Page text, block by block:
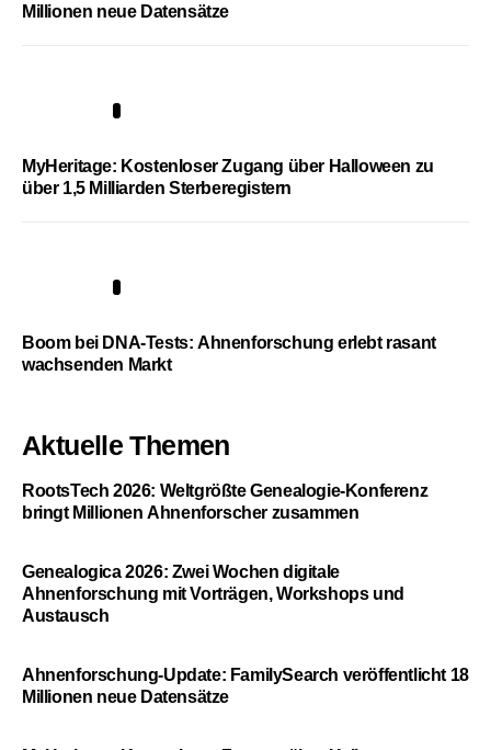
Millionen neue Datensätze
MyHeritage: Kostenloser Zugang über Halloween zu
über 1,5 Milliarden Sterberegistern
Boom bei DNA-Tests: Ahnenforschung erlebt rasant
wachsenden Markt
Aktuelle Themen
RootsTech 2026: Weltgrößte Genealogie-Konferenz
bringt Millionen Ahnenforscher zusammen
Genealogica 2026: Zwei Wochen digitale
Ahnenforschung mit Vorträgen, Workshops und
Austausch
Ahnenforschung-Update: FamilySearch veröffentlicht 18
Millionen neue Datensätze